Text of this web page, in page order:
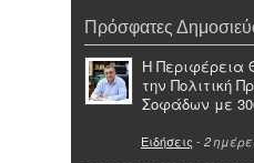
Πρόσφατες
Η Περιφέρεια
την Πολιτική
Σοφάδων με
Ειδήσεις - 2